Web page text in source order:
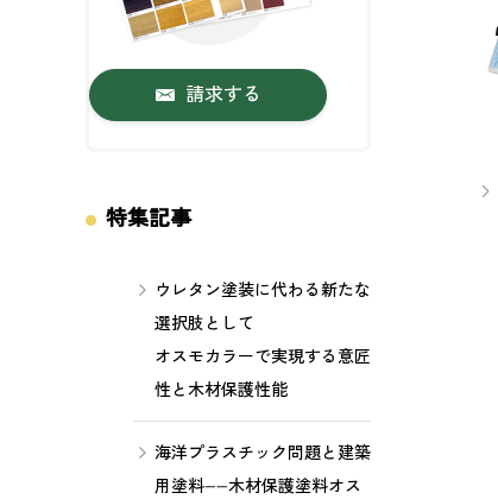
請求する
特集記事
ウレタン塗装に代わる新たな
選択肢として
オスモカラーで実現する意匠
性と木材保護性能
海洋プラスチック問題と建築
用塗料――木材保護塗料オス